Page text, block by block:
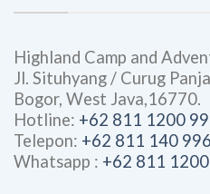
Highland Camp and
Jl. Situhyang / Curug
Bogor, West Java,16770.
Hotline: +62 811 1200
Telepon: +62 811 140 996
Whatsapp : +62 811